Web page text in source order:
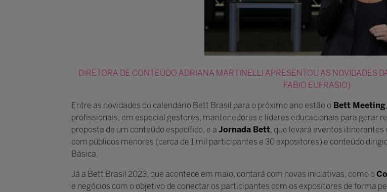
DIRETORA DE CONTEÚDO ADRIANA MARTINELLI APRESENTOU AS NOVIDADES
FABIO EUFRASIO)
Entre as novidades do calendário Bett Brasil para o próximo ano estão oBett Meeting
profissionais, em especial gestores, mantenedores e líderes educacionais para gerar
proposta de um conteúdo específico, e a Jornada Bett, que levará eventos itinerantes
com públicos menores (cerca de 1 mil participantes e 30 expositores) e conteúdo
Básica.
Já a Bett Brasil 2023, que acontece em maio, contará com novas iniciativas, como o
e negócios com o objetivo de conectar os participantes com os expositores de forma